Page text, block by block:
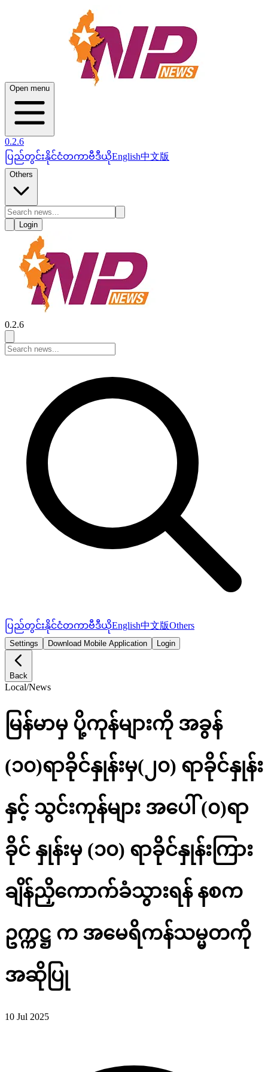
Open menu
0.2.6
ပြည်တွင်းနိုင်ငံတကာဗီဒီယိုEnglish中文版
Others
Login
0.2.6
ပြည်တွင်းနိုင်ငံတကာဗီဒီယိုEnglish中文版Others
Settings Download Mobile Application Login
Back
Local/News
မြန်မာမှ ပို့ကုန်များကို အခွန်
(၁၀)ရာခိုင်နှုန်းမှ(၂၀) ရာခိုင်နှုန်း
နှင့် သွင်းကုန်များ အပေါ် (၀)ရာ
ခိုင် နှုန်းမှ (၁၀) ရာခိုင်နှုန်းကြား
ချိန်ညှိကောက်ခံသွားရန် နစက
ဥက္ကဋ္ဌ က အမေရိကန်သမ္မတကို
အဆိုပြု
10 Jul 2025